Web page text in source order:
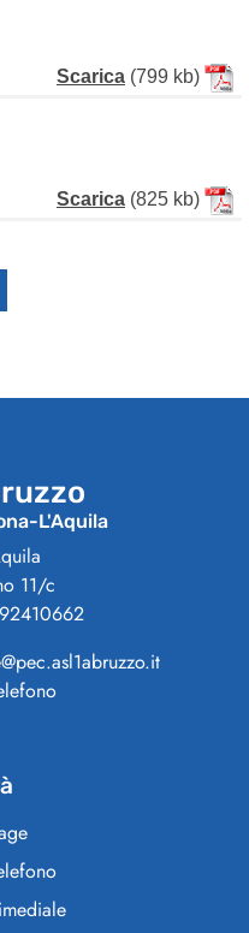
Scarica (799 kb)
Scarica (825 kb)
L'Aquila
11/c